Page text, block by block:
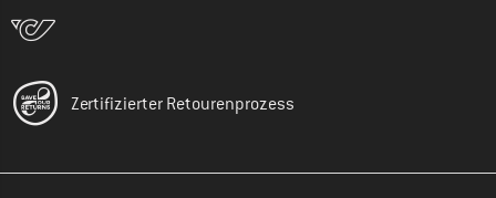
Zertifizierter Retourenprozess